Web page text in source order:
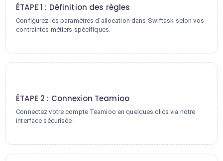
ÉTAPE 1 : Définition des règles
Configurez les paramètres d'allocation dans Swiftask selon vos
contraintes métiers spécifiques.
ÉTAPE 2 : Connexion Teamioo
Connectez votre compte Teamioo en quelques clics via notre
interface sécurisée.